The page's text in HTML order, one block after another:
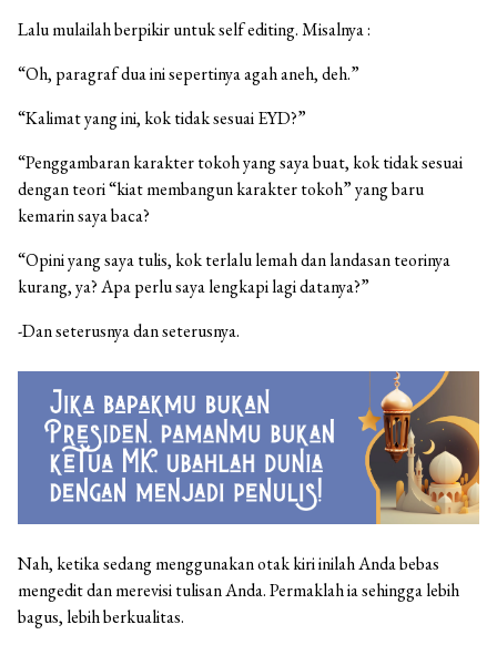
Lalu mulailah berpikir untuk self editing. Misalnya :
“Oh, paragraf dua ini sepertinya agah aneh, deh.”
“Kalimat yang ini, kok tidak sesuai EYD?”
“Penggambaran karakter tokoh yang saya buat, kok tidak sesuai
dengan teori “kiat membangun karakter tokoh” yang baru
kemarin saya baca?
“Opini yang saya tulis, kok terlalu lemah dan landasan teorinya
kurang, ya? Apa perlu saya lengkapi lagi datanya?”
-Dan seterusnya dan seterusnya.
Nah, ketika sedang menggunakan otak kiri inilah Anda bebas
mengedit dan merevisi tulisan Anda. Permaklah ia sehingga lebih
bagus, lebih berkualitas.